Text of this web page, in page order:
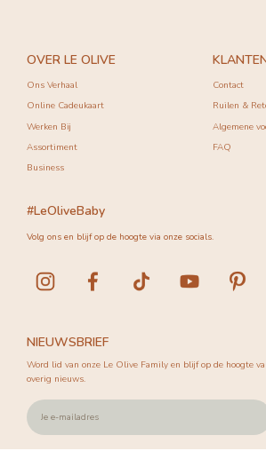
OVER LE OLIVE
Ons Verhaal
Online Cadeukaart
Werken Bij
Assortiment
Business
Contact
Ruilen &
Algemene
FAQ
NIEUWSBRIEF
Word lid van onze Le Olive Family en blijf op de hoogte
overig nieuws.
#LeOliveBaby
Volg ons en blijf op de hoogte via onze socials.